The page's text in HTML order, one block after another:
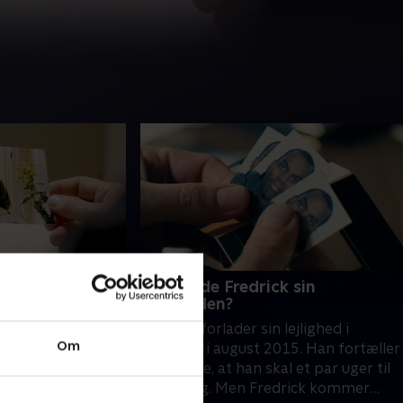
Om
Planlagde Fredrick sin
forsvinden?
Fredrick forlader sin lejlighed i
Næstved i august 2015. Han fortæller
sin familie, at han skal et par uger til
Hamborg. Men Fredrick kommer